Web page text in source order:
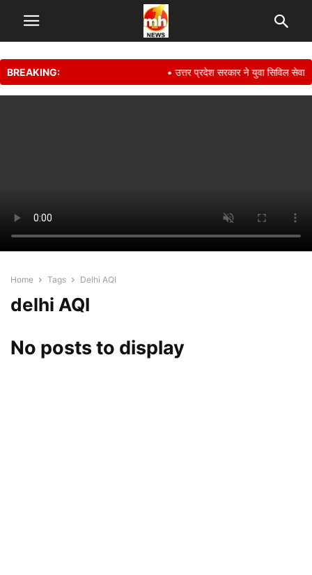
BREAKING: • उत्तर प्रदेश सरकार ने युवा सिविल सेवा
Home Tags Delhi AQI
delhi AQI
No posts to display